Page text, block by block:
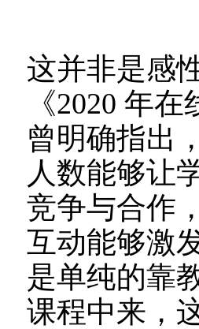
这并非是感
《2020 年
曾明确指出
人数能够让
竞争与合作
互动能够激
是单纯的靠
课程中来，